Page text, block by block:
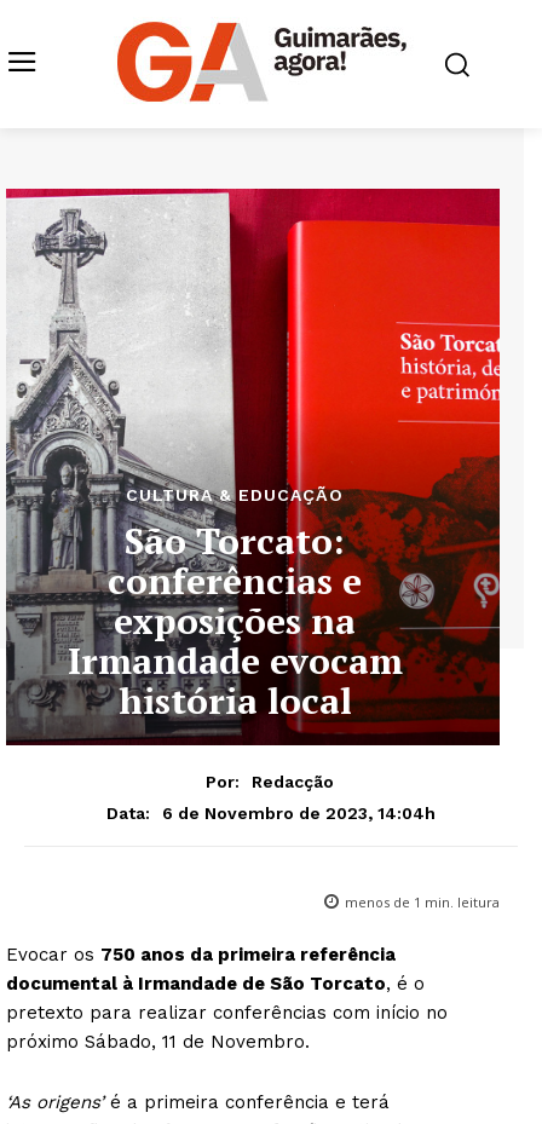
CULTURA & EDUCAÇÃO
São Torcato:
conferências e
exposições na
Irmandade evocam
história local
Por:
Redacção
Data:
6 de Novembro de 2023, 14:04h
menos de 1 min. leitura
Evocar os 750 anos da primeira referência
documental à Irmandade de São Torcato, é o
pretexto para realizar conferências com início no
próximo Sábado, 11 de Novembro.
‘As origens’é a primeira conferência e terá